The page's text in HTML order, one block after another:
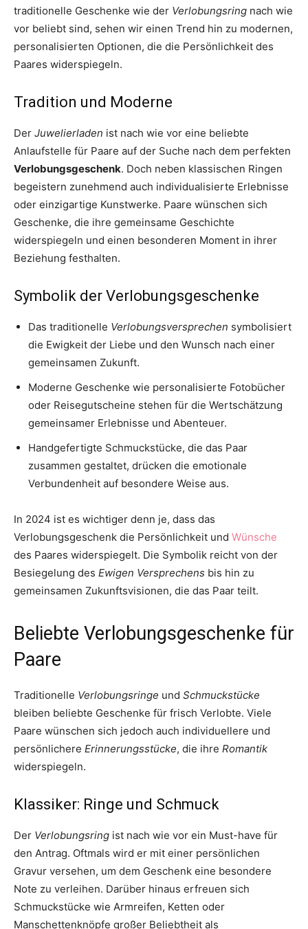
traditionelle Geschenke wie der Verlobungsring nach wie
vor beliebt sind, sehen wir einen Trend hin zu modernen,
personalisierten Optionen, die die Persönlichkeit des
Paares wider­spiegeln.
Tradition und Moderne
Der Juwelierladen ist nach wie vor eine beliebte
Anlaufstelle für Paare auf der Suche nach dem perfekten
Verlobungsgeschenk. Doch neben klassischen Ringen
begeistern zunehmend auch individualisierte Erlebnisse
oder einzigartige Kunstwerke. Paare wünschen sich
Geschenke, die ihre gemeinsame Geschichte
widerspiegeln und einen besonderen Moment in ihrer
Beziehung festhalten.
Symbolik der Verlobungsgeschenke
Das traditionelle Verlobungsversprechen symbolisiert
die Ewigkeit der Liebe und den Wunsch nach einer
gemeinsamen Zukunft.
Moderne Geschenke wie personalisierte Fotobücher
oder Reisegutscheine stehen für die Wertschätzung
gemeinsamer Erlebnisse und Abenteuer.
Handgefertigte Schmuckstücke, die das Paar
zusammen gestaltet, drücken die emotionale
Verbundenheit auf besondere Weise aus.
In 2024 ist es wichtiger denn je, dass das
Verlobungsgeschenk die Persönlichkeit und Wünsche
des Paares widerspiegelt. Die Symbolik reicht von der
Besiegelung des Ewigen Versprechens bis hin zu
gemeinsamen Zukunftsvisionen, die das Paar teilt.
Beliebte Verlobungsgeschenke für
Paare
Traditionelle Verlobungsringe und Schmuckstücke
bleiben beliebte Geschenke für frisch Verlobte. Viele
Paare wünschen sich jedoch auch individuellere und
persönlichere Erinnerungsstücke, die ihre Romantik
widerspiegeln.
Klassiker: Ringe und Schmuck
Der Verlobungsring ist nach wie vor ein Must-have für
den Antrag. Oftmals wird er mit einer persönlichen
Gravur versehen, um dem Geschenk eine besondere
Note zu verleihen. Darüber hinaus erfreuen sich
Schmuckstücke wie Armreifen, Ketten oder
Manschettenknöpfe großer Beliebtheit als